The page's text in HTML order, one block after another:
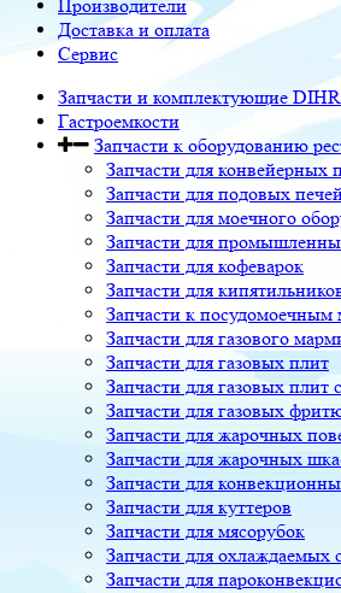
Производители
Доставка и оплата
Сервис
Запчасти и комплектующие DIHR
Гастроемкости
Запчасти к оборудованию
Запчасти для конвейерных
Запчасти для подовых
Запчасти для моечного
Запчасти для
Запчасти для кофеварок
Запчасти для
Запчасти к
Запчасти для газового
Запчасти для газовых плит
Запчасти для газовых плит
Запчасти для газовых
Запчасти для жарочных
Запчасти для жарочных
Запчасти для
Запчасти для куттеров
Запчасти для мясорубок
Запчасти для охлаждаемых
Запчасти для